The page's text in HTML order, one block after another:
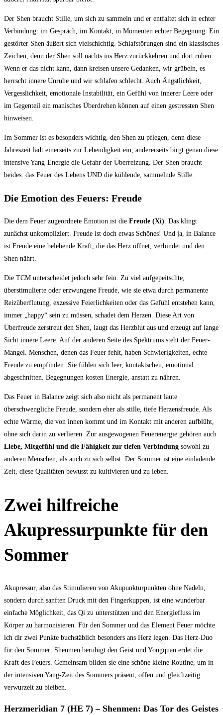
Der Shen braucht Stille, um sich zu sammeln und er entfaltet sich in echter
Verbindung: im Gespräch, im Kontakt, in Momenten echter Begegnung. Ein
gestörter Shen äußert sich vielschichtig. Schlafstörungen sind ein klassisches
Zeichen, denn der Shen soll nachts ins Herz zurückkehren und dort ruhen.
Wenn er das nicht kann, dann kreisen unsere Gedanken, wir grübeln, es
herrscht innere Unruhe und wir schlafen schlecht. Auch Ängstlichkeit,
Vergesslichkeit, emotionale Instabilität, ein Gefühl von innerer Leere oder
im Gegenteil ein manisches Überdrehen können auf einen gestressten Shen
hinweisen.
Im Sommer ist es besonders wichtig, den Shen zu pflegen, denn diese
Jahreszeit lädt einerseits zur Lebendigkeit ein, andererseits birgt genau diese
intensive Yang-Energie die Gefahr der Überreizung. Der Shen braucht
beides: das Feuer des Lebens UND die kühlende, sammelnde Stille.
Die Emotion des Feuers: Freude
Die dem Feuer zugeordnete Emotion ist die Freude (Xi) . Das klingt
zunächst unkompliziert. Freude ist doch etwas Schönes! Und ja, in Balance
ist Freude eine belebende Kraft, die das Herz öffnet, verbindet und den
Shen nährt.
Die TCM unterscheidet jedoch sehr fein. Zu viel aufgepeitschte,
überstimulierte oder erzwungene Freude, wie sie etwa durch permanente
Reizüberflutung, exzessive Feierlichkeiten oder das Gefühl entstehen kann,
immer „happy“ sein zu müssen, schadet dem Herzen. Diese Art von
Überfreude zerstreut den Shen, laugt das Herzblut aus und erzeugt auf lange
Sicht innere Leere. Auf der anderen Seite des Spektrums steht der Feuer-
Mangel. Menschen, denen das Feuer fehlt, haben Schwierigkeiten, echte
Freude zu empfinden. Sie fühlen sich leer, kontaktscheu, emotional
abgeschnitten. Begegnungen kosten Energie, anstatt zu nähren.
Das Feuer in Balance zeigt sich also nicht als permanent laute
überschwengliche Freude, sondern eher als stille, tiefe Herzensfreude. Als
echte Wärme, die von innen kommt und im Kontakt mit anderen aufblüht,
ohne sich darin zu verlieren. Zur ausgewogenen Feuerenergie gehören auch
Liebe, Mitgefühl und die Fähigkeit zur tiefen Verbindung sowohl zu
anderen Menschen, als auch zu sich selbst. Der Sommer ist eine einladende
Zeit, diese Qualitäten bewusst zu kultivieren und zu leben.
Zwei hilfreiche
Akupressurpunkte für den
Sommer
Akupressur, also das Stimulieren von Akupunkturpunkten ohne Nadeln,
sondern durch sanften Druck mit den Fingerkuppen, ist eine wunderbar
einfache Möglichkeit, das Qi zu unterstützen und den Energiefluss im
Körper zu harmonisieren. Für den Sommer und das Element Feuer möchte
ich dir zwei Punkte buchstäblich besonders ans Herz legen. Das Herz-Duo
für den Sommer: Shenmen beruhigt den Geist und Yongquan erdet die
Kraft des Feuers. Gemeinsam bilden sie eine schöne kleine Routine, um in
der intensiven Yang-Zeit des Sommers präsent, offen und gleichzeitig
verwurzelt zu bleiben.
Herzmeridian 7 (HE 7) – Shenmen: Das Tor des Geistes